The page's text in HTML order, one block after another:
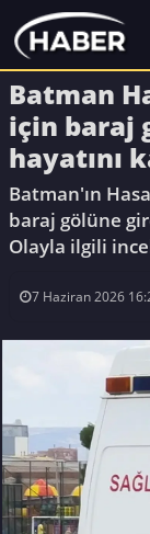
Batman
için baraj
hayatını
Batman'ın
baraj gölüne
Olayla ilgili
7 Haziran 2026